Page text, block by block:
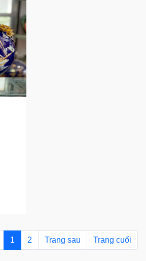
1 2 Trang sau Trang cuối